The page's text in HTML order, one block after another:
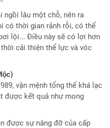
ngồi lâu một chỗ, nên ra
có thời gian rảnh rỗi, có thể
lội... Điều này sẽ có lợi hơn
cải thiện thể lực và vóc
vận mệnh tổng thể khá lạc
được kết quả như mong
được sự nâng đỡ của cấp